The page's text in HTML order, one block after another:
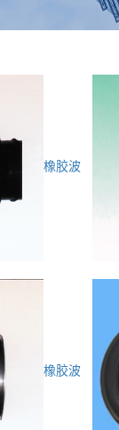
橡胶波
橡胶波